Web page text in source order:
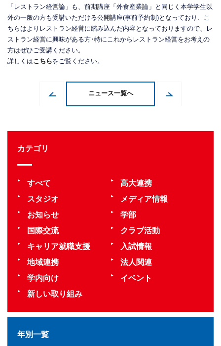
「レストラン経営論」も、前期講座「外食産業論」と同じく本学学生以
外の一般の方も受講いただける公開講座(事前予約制)となっており、こ
ちらはよりレストラン経営に踏み込んだ内容となっておりますので、レ
ストラン経営に興味がある方･特にこれからレストラン経営をお考えの
方はぜひご受講ください。
詳しくはこちらをご覧ください。
ニュース一覧へ
カテゴリ
すべて
高大連携
スタジオ
メディア情報
お知らせ
学部
国際交流
クラブ活動
キャリア就職支援
入試情報
地域連携
法人関連
学内向け
イベント
新しい取り組み
年別一覧